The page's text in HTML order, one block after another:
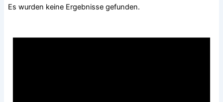
Es wurden keine Ergebnisse gefunden.